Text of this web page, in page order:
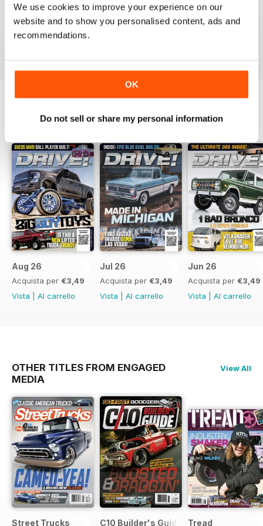
We use cookies to improve your experience on our
website and to show you personalised content, ads and
recommendations.
OK
Do not sell or share my personal information
GOOD MAG
good mag
EDIZIONI INDIETRO Visualizza tutti
Aug 26
Acquista per €3,49
Vista
Al carrello
Jul 26
Acquista per €3,49
Vista
Al carrello
Jun 26
Acquista per €3,49
Vista
Al carrello
OTHER TITLES FROM ENGAGED
MEDIA
View All
Street Trucks C10 Builder's Guide Tread